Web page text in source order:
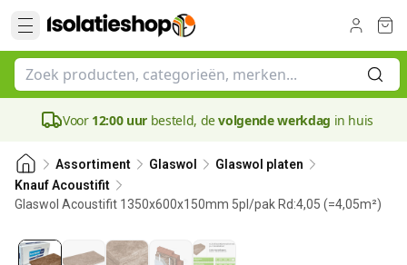
Voor 12:00 uur besteld, devolgende werkdag in huis
Assortiment Glaswol
Glaswol platen
Knauf Acoustifit
Glaswol Acoustifit 1350x600x150mm 5pl/pak Rd:4,05 (=4,05m²)
150 mm